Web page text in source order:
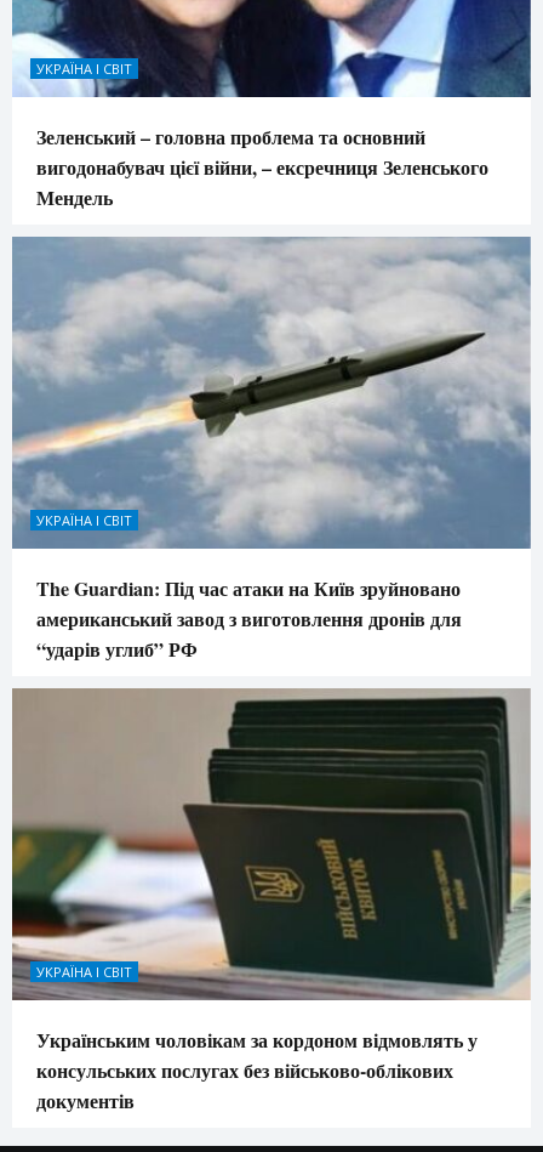
УКРАЇНА І СВІТ
Зеленський – головна проблема та основний
вигодонабувач цієї війни, – ексречниця Зеленського
Мендель
УКРАЇНА І СВІТ
The Guardian: Під час атаки на Київ зруйновано
американський завод з виготовлення дронів для
“ударів углиб” РФ
УКРАЇНА І СВІТ
Українським чоловікам за кордоном відмовлять у
консульських послугах без військово-облікових
документів